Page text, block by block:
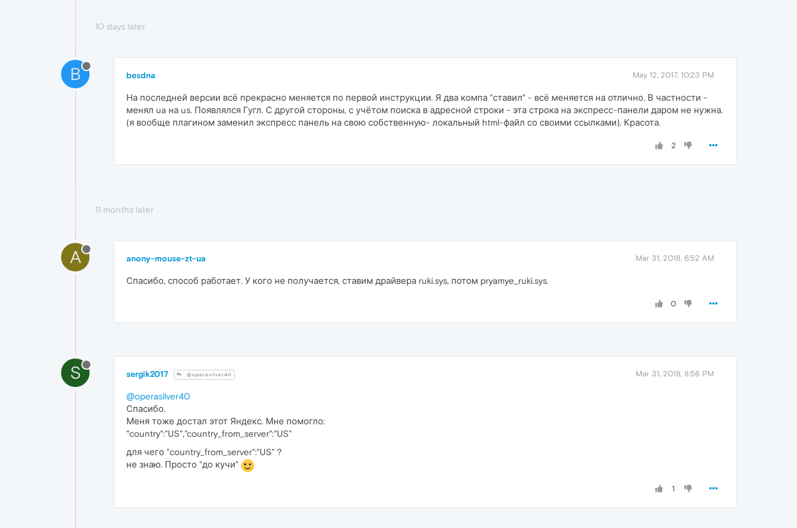
10 days later
B besdna May 12, 2017, 10:23 PM
На последней версии всё прекрасно меняется по первой инструкции. Я два компа "ставил" - всё меняется на отлично. В частности -
менял ua на us. Появлялся Гугл. С другой стороны, с учётом поиска в адресной строки - эта строка на экспресс-панели даром не нужна.
(я вообще плагином заменил экспресс панель на свою собственную- локальный html-файл со своими ссылками). Красота.
2
11 months later
A anony-mouse-zt-ua Mar 31, 2018, 6:52 AM
Спасибо, способ работает. У кого не получается, ставим драйвера ruki.sys, потом pryamye_ruki.sys.
0
S sergik2017 @operasilver40 Mar 31, 2018, 8:56 PM
@operasilver40
Спасибо.
Меня тоже достал этот Яндекс. Мне помогло:
"country":"US","country_from_server":"US"
для чего "country_from_server":"US" ?
не знаю. Просто "до кучи"
1